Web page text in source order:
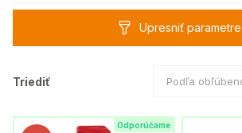
Upresniť parametre
Triediť Podľa
Odporúčame